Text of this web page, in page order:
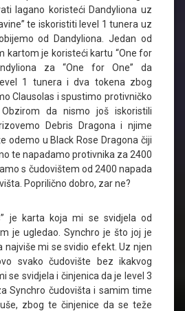
lagano koristeći Dandyliona uz
te iskoristiti level 1 tunera uz
od Dandyliona. Jedan od
kartom je koristeći kartu “One for
za “One for One” da
1 tunera i dva tokena zbog
Clausolas i spustimo protivničko
da nismo još iskoristili
Debris Dragona i njime
odemo u Black Rose Dragona čiji
te napadamo protivnika za 2400
s čudovištem od 2400 napada
Poprilično dobro, zar ne?
je karta koja mi se svidjela od
je ugledao. Synchro je što joj je
najviše mi se svidio efekt. Uz njen
svako čudovište bez ikakvog
se svidjela i činjenica da je level 3
Synchro čudovišta i samim time
zbog te činjenice da se teže